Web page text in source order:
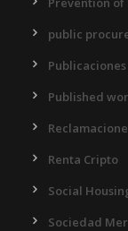
public
Published
Renta Cripto
Social
Sociedad